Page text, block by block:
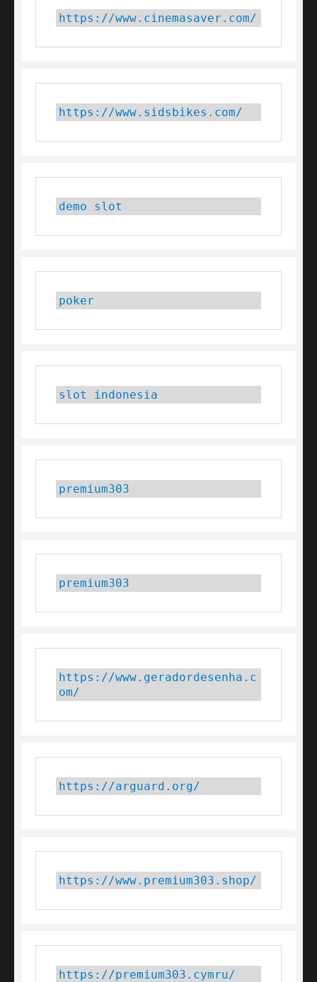
https://www.cinemasaver.com/
https://www.sidsbikes.com/
demo slot
poker
slot indonesia
premium303
premium303
https://www.geradordesenha.c
om/
https://arguard.org/
https://www.premium303.shop/
https://premium303.cymru/